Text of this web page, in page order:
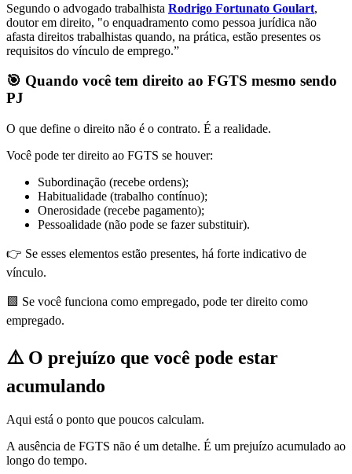
Segundo o advogado trabalhista Rodrigo Fortunato Goulart,
doutor em direito, "o enquadramento como pessoa jurídica não
afasta direitos trabalhistas quando, na prática, estão presentes os
requisitos do vínculo de emprego.”
🎯 Quando você tem direito ao FGTS mesmo sendo
PJ
O que define o direito não é o contrato. É a realidade.
Você pode ter direito ao FGTS se houver:
Subordinação (recebe ordens);
Habitualidade (trabalho contínuo);
Onerosidade (recebe pagamento);
Pessoalidade (não pode se fazer substituir).
👉 Se esses elementos estão presentes, há forte indicativo de
vínculo.
🟩 Se você funciona como empregado, pode ter direito como
empregado.
⚠️ O prejuízo que você pode estar
acumulando
Aqui está o ponto que poucos calculam.
A ausência de FGTS não é um detalhe. É um prejuízo acumulado ao
longo do tempo.